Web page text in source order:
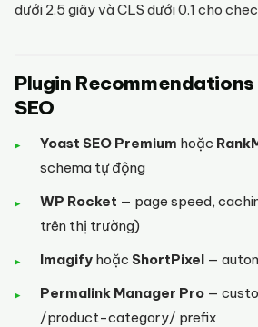
dưới 2.5 giây và CLS dưới 0.1 cho
Plugin
SEO
Yoast SEO Premium hoặc
schema tự động
WP Rocket — page speed,
trên thị trường)
Imagify hoặc ShortPixel —
Permalink Manager Pro —
/product-category/ prefix